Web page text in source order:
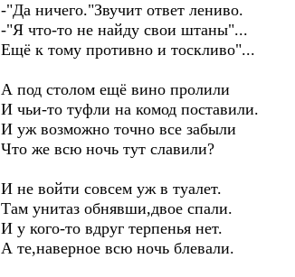
-"Да ничего."Звучит ответ лениво.
-"Я что-то не найду свои штаны"...
Ещё к тому противно и тоскливо"...
А под столом ещё вино пролили
И чьи-то туфли на комод поставили.
И уж возможно точно все забыли
Что же всю ночь тут славили?
И не войти совсем уж в туалет.
Там унитаз обнявши,двое спали.
И у кого-то вдруг терпенья нет.
А те,наверное всю ночь блевали.